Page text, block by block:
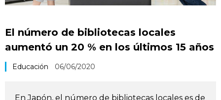
Tecnología
Vida
Guía de Japón
El número de bibliotecas locales
aumentó un 20 % en los últimos 15 años
Educación 06/06/2020
En Japón, el número de bibliotecas locales es de